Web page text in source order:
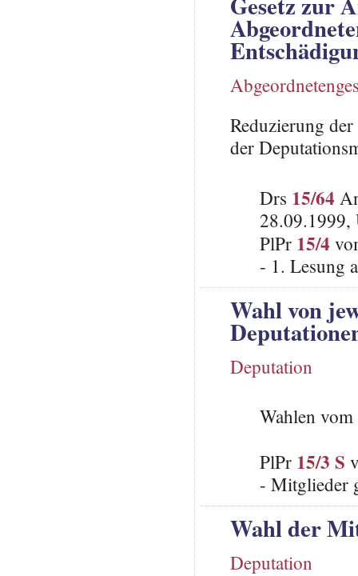
Reduzierung
der
Drs 15/64
28.09.1999,
PlPr 15/4
- 1. Lesung
Wahl von
Deputation
Wahlen
PlPr 15/3 S
- Mitglieder
Wahl der
Deputation